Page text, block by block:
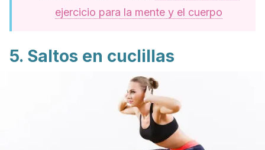
ejercicio para la mente y el cuerpo
5. Saltos en cuclillas